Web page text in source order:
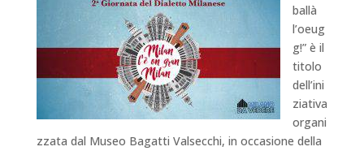
ballà
l’oeug
g!” è il
titolo
dell’ini
ziativa
organi
zzata dal Museo Bagatti Valsecchi, in occasione della